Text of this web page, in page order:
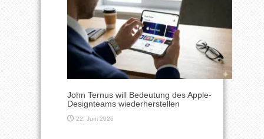
John Ternus will Bedeutung des Apple-
Designteams wiederherstellen
22. Juni 2026